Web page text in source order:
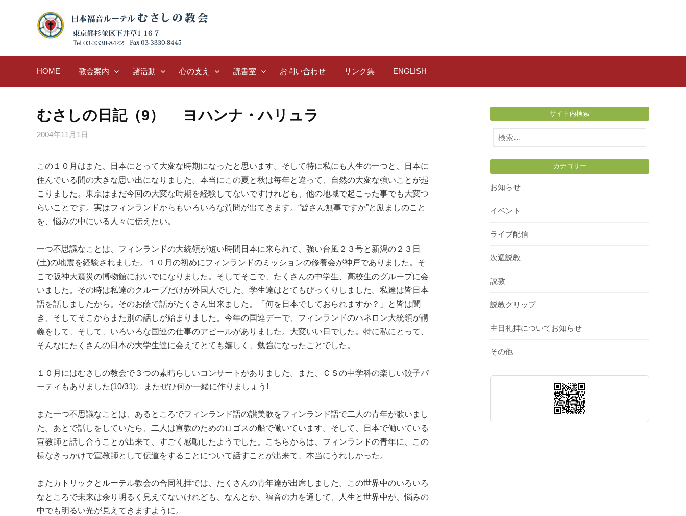
HOME 教会案内 諸活動 心の支え 読書室 お問い合わせ リンク集 ENGLISH
むさしの日記（9） ヨハンナ・ハリュラ
2004年11月1日
この１０月はまた、日本にとって大変な時期になったと思います。そして特に私にも人生の一つと、日本に
住んでいる間の大きな思い出になりました。本当にこの夏と秋は毎年と違って、自然の大変な強いことが起
こりました。東京はまだ今回の大変な時期を経験してないですけれども、他の地域で起こった事でも大変つ
らいことです。実はフィンランドからもいろいろな質問が出てきます。“皆さん無事ですか”と励ましのこと
を、悩みの中にいる人々に伝えたい。
一つ不思議なことは、フィンランドの大統領が短い時間日本に来られて、強い台風２３号と新潟の２３日
(土)の地震を経験されました。１０月の初めにフィンランドのミッションの修養会が神戸でありました。そ
こで阪神大震災の博物館においでになりました。そしてそこで、たくさんの中学生、高校生のグループに会
いました。その時は私達のクループだけが外国人でした。学生達はとてもびっくりしました。私達は皆日本
語を話しましたから。そのお蔭で話がたくさん出来ました。「何を日本でしておられますか？」と皆は聞
き、そしてそこからまた別の話しが始まりました。今年の国連デーで、フィンランドのハネロン大統領が講
義をして、そして、いろいろな国連の仕事のアピールがありました。大変いい日でした。特に私にとって、
そんなにたくさんの日本の大学生達に会えてとても嬉しく、勉強になったことでした。
１０月にはむさしの教会で３つの素晴らしいコンサートがありました。また、ＣＳの中学科の楽しい餃子パ
ーティもありました(10/31)。またぜひ何か一緒に作りましょう!
また一つ不思議なことは、あるところでフィンランド語の讃美歌をフィンランド語で二人の青年が歌いまし
た。あとで話しをしていたら、二人は宣教のためのロゴスの船で働いています。そして、日本で働いている
宣教師と話し合うことが出来て、すごく感動したようでした。こちらからは、フィンランドの青年に、この
様なきっかけで宣教師として伝道をすることについて話すことが出来て、本当にうれしかった。
またカトリックとルーテル教会の合同礼拝では、たくさんの青年達が出席しました。この世界中のいろいろ
なところで未来は余り明るく見えてないけれども、なんとか、福音の力を通して、人生と世界中が、悩みの
中でも明るい光が見えてきますように。
サイト内検索
検
索:
カテゴリー
お知らせ
イベント
ライブ配信
次週説教
説教
説教クリップ
主日礼拝についてお知らせ
その他